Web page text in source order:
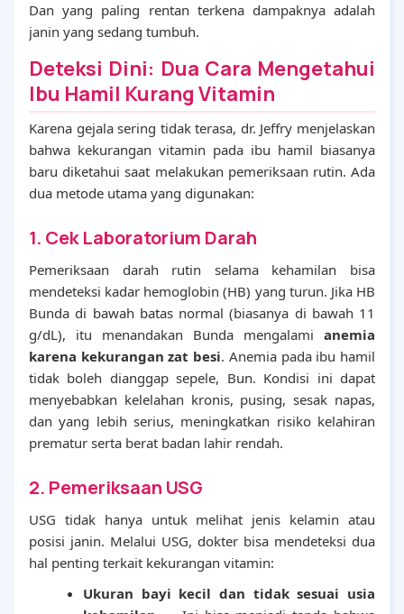
Dan yang paling rentan terkena dampaknya adalah
janin yang sedang tumbuh.
Deteksi Dini: Dua Cara Mengetahui
Ibu Hamil Kurang Vitamin
Karena gejala sering tidak terasa, dr. Jeffry menjelaskan
bahwa kekurangan vitamin pada ibu hamil biasanya
baru diketahui saat melakukan pemeriksaan rutin. Ada
dua metode utama yang digunakan:
1. Cek Laboratorium Darah
Pemeriksaan darah rutin selama kehamilan bisa
mendeteksi kadar hemoglobin (HB) yang turun. Jika HB
Bunda di bawah batas normal (biasanya di bawah 11
g/dL), itu menandakan Bunda mengalami anemia
karena kekurangan zat besi. Anemia pada ibu hamil
tidak boleh dianggap sepele, Bun. Kondisi ini dapat
menyebabkan kelelahan kronis, pusing, sesak napas,
dan yang lebih serius, meningkatkan risiko kelahiran
prematur serta berat badan lahir rendah.
2. Pemeriksaan USG
USG tidak hanya untuk melihat jenis kelamin atau
posisi janin. Melalui USG, dokter bisa mendeteksi dua
hal penting terkait kekurangan vitamin:
Ukuran bayi kecil dan tidak sesuai usia